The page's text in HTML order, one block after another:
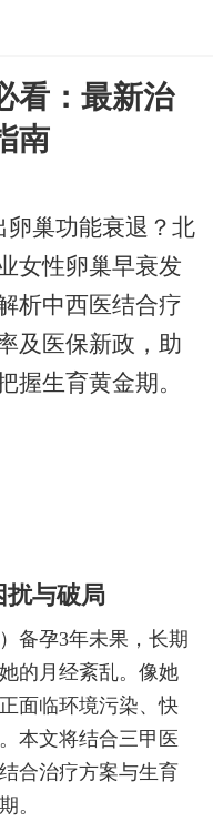
看：最新治
南
卵巢功能衰退？北
女性卵巢早衰发
析中西医结合疗
及医保新政，助
握生育黄金期。
扰与破局
备孕3年未果，长期
的月经紊乱。像她
面临环境污染、快
本文将结合三甲医
合治疗方案与生育
。